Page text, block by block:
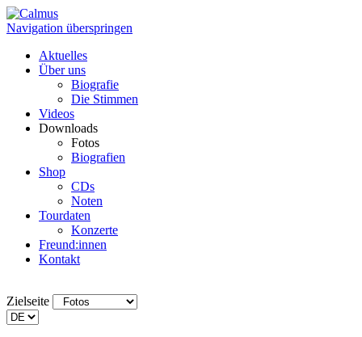
Navigation überspringen
Aktuelles
Über uns
Biografie
Die Stimmen
Videos
Downloads
Fotos
Biografien
Shop
CDs
Noten
Tourdaten
Konzerte
Freund:innen
Kontakt
Zielseite